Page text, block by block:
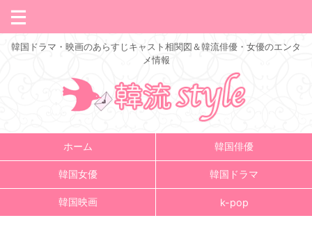
韓国ドラマ・映画のあらすじキャスト相関図＆韓流俳優・女優のエンタ
メ情報
ホーム 韓国俳優
韓国女優 韓国ドラマ
韓国映画 k-pop